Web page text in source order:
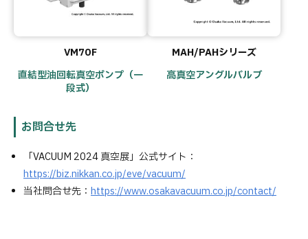
VM70F
直結型油回転真空ポンプ（一
段式）
MAH/PAHシリーズ
高真空アングルバルブ
お問合せ先
「VACUUM 2024 真空展」公式サイト：
https://biz.nikkan.co.jp/eve/vacuum/
当社問合せ先： https://www.osakavacuum.co.jp/contact/